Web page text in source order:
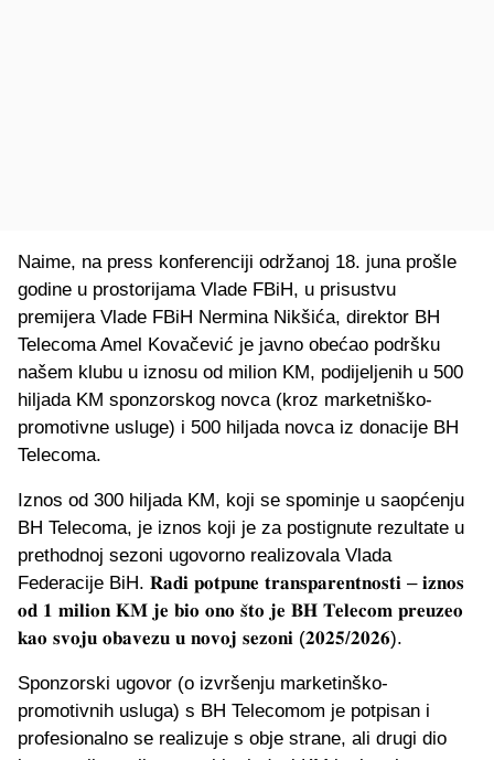
Naime, na press konferenciji održanoj 18. juna prošle
godine u prostorijama Vlade FBiH, u prisustvu
premijera Vlade FBiH Nermina Nikšića, direktor BH
Telecoma Amel Kovačević je javno obećao podršku
našem klubu u iznosu od milion KM, podijeljenih u 500
hiljada KM sponzorskog novca (kroz marketniško-
promotivne usluge) i 500 hiljada novca iz donacije BH
Telecoma.
Iznos od 300 hiljada KM, koji se spominje u saopćenju
BH Telecoma, je iznos koji je za postignute rezultate u
prethodnoj sezoni ugovorno realizovala Vlada
Federacije BiH. 𝐑𝐚𝐝𝐢 𝐩𝐨𝐭𝐩𝐮𝐧𝐞 𝐭𝐫𝐚𝐧𝐬𝐩𝐚𝐫𝐞𝐧𝐭𝐧𝐨𝐬𝐭𝐢 – 𝐢𝐳𝐧𝐨𝐬
𝐨𝐝 𝟏 𝐦𝐢𝐥𝐢𝐨𝐧 𝐊𝐌 𝐣𝐞 𝐛𝐢𝐨 𝐨𝐧𝐨 𝐬̌𝐭𝐨 𝐣𝐞 𝐁𝐇 𝐓𝐞𝐥𝐞𝐜𝐨𝐦 𝐩𝐫𝐞𝐮𝐳𝐞𝐨
𝐤𝐚𝐨 𝐬𝐯𝐨𝐣𝐮 𝐨𝐛𝐚𝐯𝐞𝐳𝐮 𝐮 𝐧𝐨𝐯𝐨𝐣 𝐬𝐞𝐳𝐨𝐧𝐢 (𝟐𝟎𝟐𝟓/𝟐𝟎𝟐𝟔).
Sponzorski ugovor (o izvršenju marketinško-
promotivnih usluga) s BH Telecomom je potpisan i
profesionalno se realizuje s obje strane, ali drugi dio